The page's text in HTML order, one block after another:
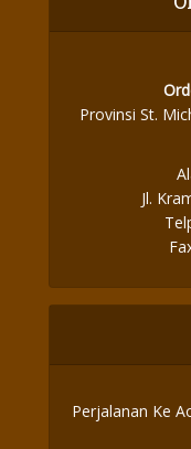
Provinsi St.
Jl.
Perjalanan Ke